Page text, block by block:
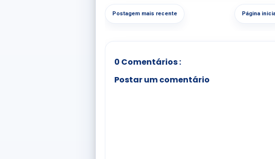
Postagem mais recente Página
0 Comentários :
Postar um comentário